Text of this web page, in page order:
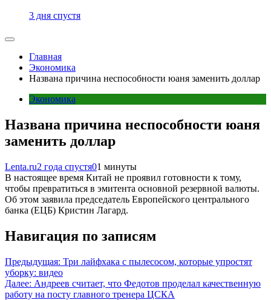
3 дня спустя
Главная
Экономика
Названа причина неспособности юаня заменить доллар
Экономика
Названа причина неспособности юаня
заменить доллар
Lenta.ru2 года спустя01 минуты
В настоящее время Китай не проявил готовности к тому,
чтобы превратиться в эмитента основной резервной валюты.
Об этом заявила председатель Европейского центрального
банка (ЕЦБ) Кристин Лагард.
Навигация по записям
Предыдущая: Три лайфхака с пылесосом, которые упростят
уборку: видео
Далее: Андреев считает, что Федотов проделал качественную
работу на посту главного тренера ЦСКА